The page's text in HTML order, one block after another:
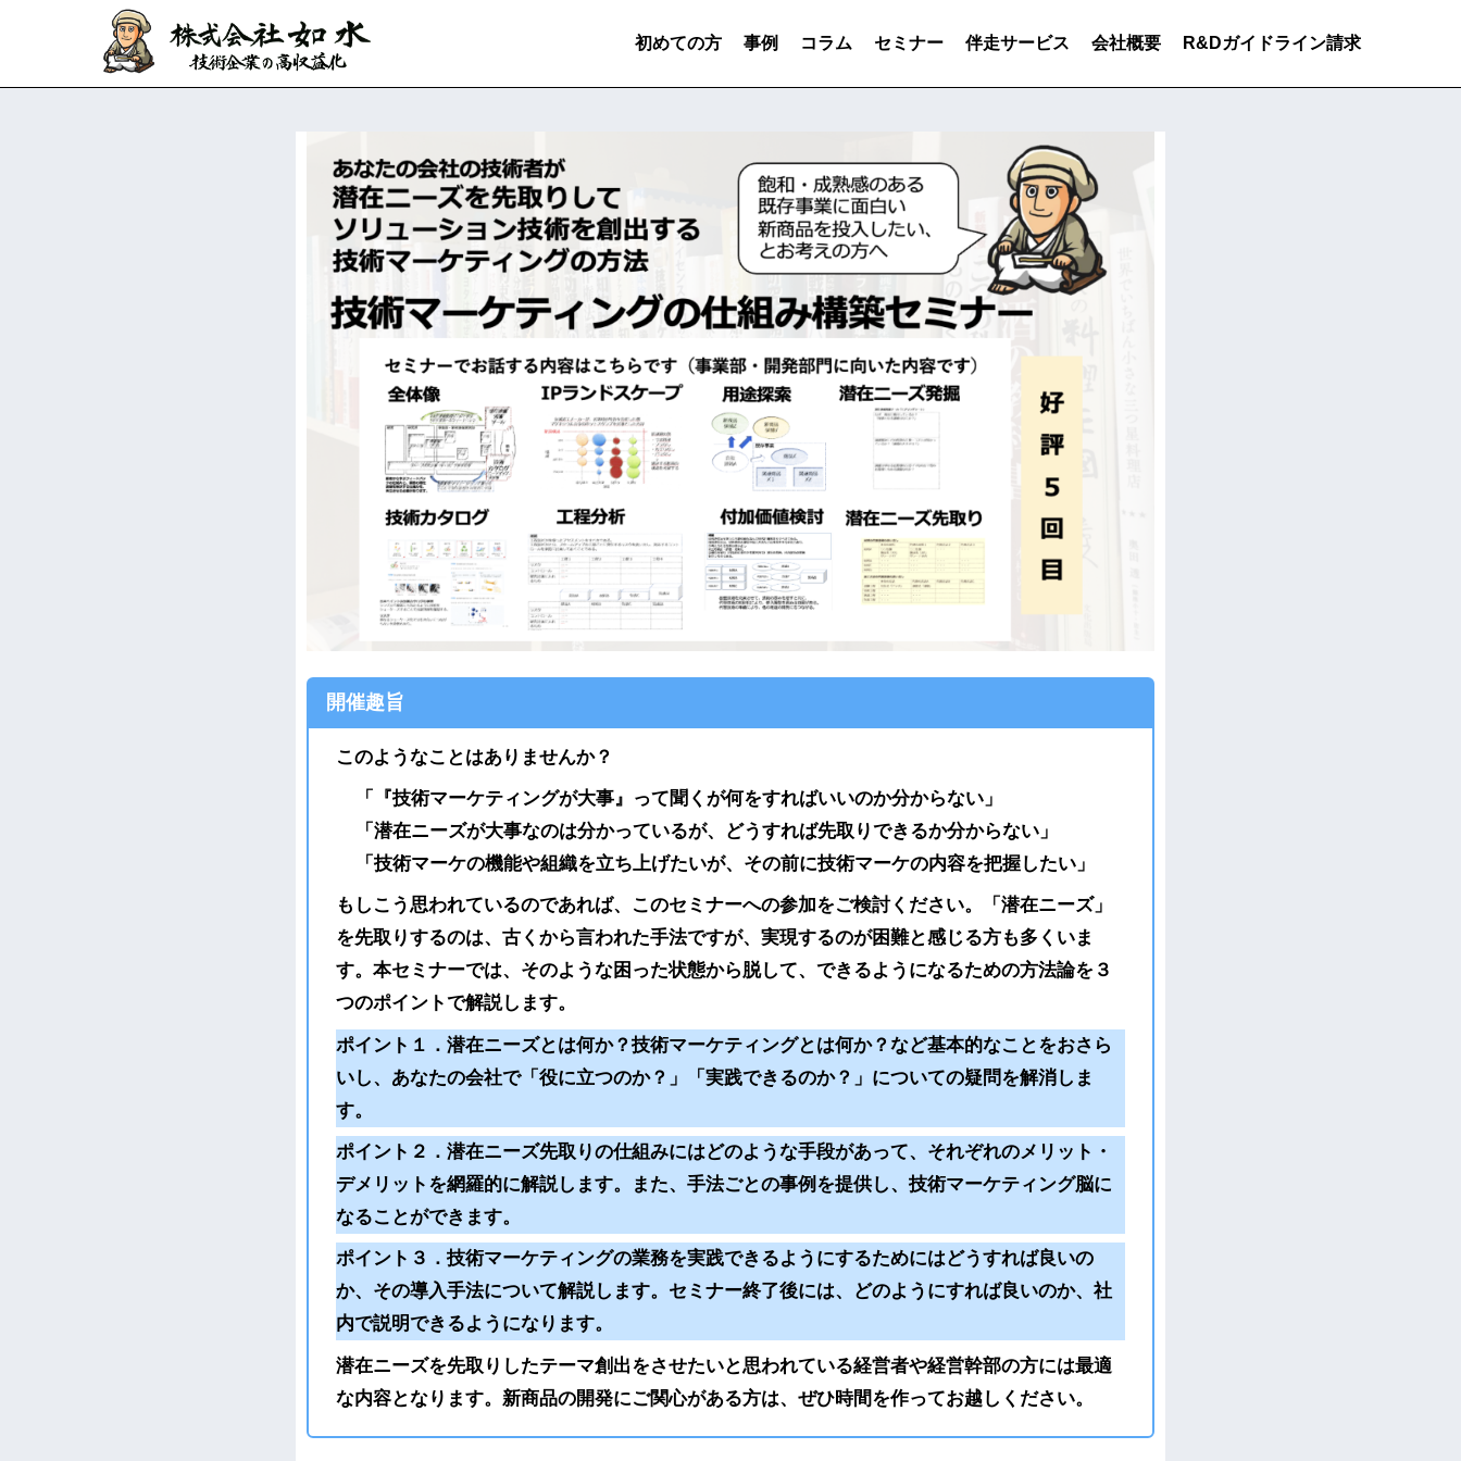
初めての方 事例 コラム セミナー 伴走サービス 会社概要 R&Dガイドライン請求
開催趣旨
このようなことはありませんか？
「『技術マーケティングが大事』って聞くが何をすればいいのか分からない」
「潜在ニーズが大事なのは分かっているが、どうすれば先取りできるか分からない」
「技術マーケの機能や組織を立ち上げたいが、その前に技術マーケの内容を把握したい」
もしこう思われているのであれば、このセミナーへの参加をご検討ください。「潜在ニーズ」
を先取りするのは、古くから言われた手法ですが、実現するのが困難と感じる方も多くいま
す。本セミナーでは、そのような困った状態から脱して、できるようになるための方法論を３
つのポイントで解説します。
ポイント１．潜在ニーズとは何か？技術マーケティングとは何か？など基本的なことをおさら
いし、あなたの会社で「役に立つのか？」「実践できるのか？」についての疑問を解消しま
す。
ポイント２．潜在ニーズ先取りの仕組みにはどのような手段があって、それぞれのメリット・
デメリットを網羅的に解説します。また、手法ごとの事例を提供し、技術マーケティング脳に
なることができます。
ポイント３．技術マーケティングの業務を実践できるようにするためにはどうすれば良いの
か、その導入手法について解説します。セミナー終了後には、どのようにすれば良いのか、社
内で説明できるようになります。
潜在ニーズを先取りしたテーマ創出をさせたいと思われている経営者や経営幹部の方には最適
な内容となります。新商品の開発にご関心がある方は、ぜひ時間を作ってお越しください。